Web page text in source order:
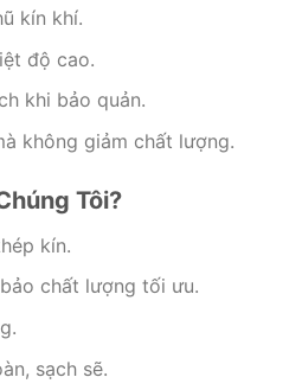
kín khí.
độ cao.
khi bảo quản.
không giảm chất lượng.
Tôi?
kín.
chất lượng tối ưu.
sạch sẽ.